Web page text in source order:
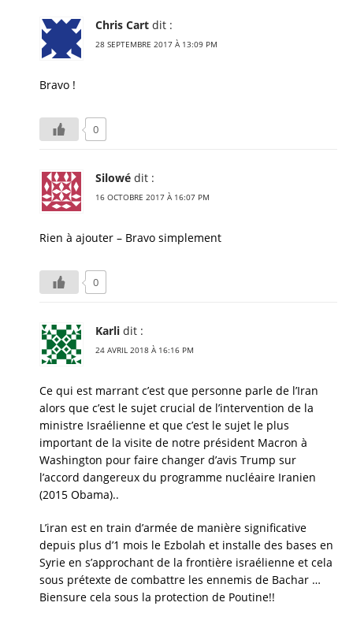
Chris Cart dit :
28 SEPTEMBRE 2017 À 13:09 PM
Bravo !
0
Silowé dit :
16 OCTOBRE 2017 À 16:07 PM
Rien à ajouter – Bravo simplement
0
Karli dit :
24 AVRIL 2018 À 16:16 PM
Ce qui est marrant c’est que personne parle de l’Iran
alors que c’est le sujet crucial de l’intervention de la
ministre Israélienne et que c’est le sujet le plus
important de la visite de notre président Macron à
Washington pour faire changer d’avis Trump sur
l’accord dangereux du programme nucléaire Iranien
(2015 Obama)..
L’iran est en train d’armée de manière significative
depuis plus d’1 mois le Ezbolah et installe des bases en
Syrie en s’approchant de la frontière israélienne et cela
sous prétexte de combattre les ennemis de Bachar …
Biensure cela sous la protection de Poutine!!